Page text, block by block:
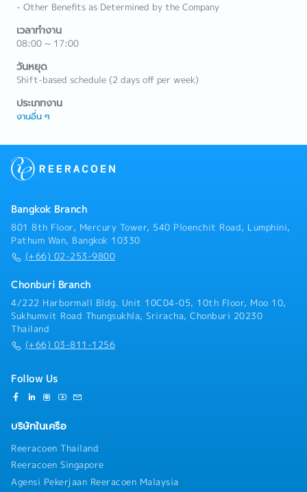
- Other Benefits as Determined by the Company
เวลาทำงาน
08:00 ~ 17:00
วันหยุด
Shift-based schedule (2 days off per week)
ประเภทงาน
งานอื่น ๆ
Bangkok Branch
801 8th Floor, Mercury Tower, 540 Ploenchit Road, Lumphini,
Pathum Wan, Bangkok 10330
(+66) 02-253-9800
Chonburi Branch
4/222 Harbormall Bldg. Unit 10C04-05, 10th Floor, Moo 10,
Sukhumvit Road Thungsukhla, Sriracha, Chonburi 20230
Thailand
(+66) 03-811-1256
Follow Us
บริษัทในเครือ
Reeracoen Thailand
Reeracoen Singapore
Agensi Pekerjaan Reeracoen Malaysia